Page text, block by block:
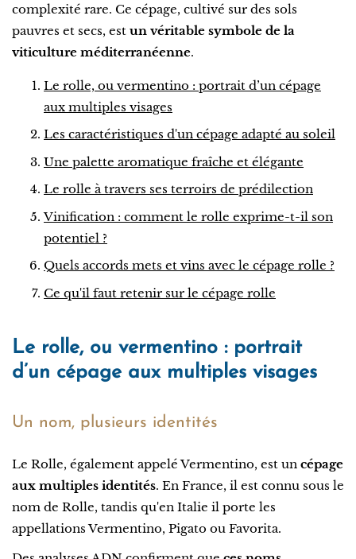
complexité rare. Ce cépage, cultivé sur des sols
pauvres et secs, est un véritable symbole de la
viticulture méditerranéenne.
Le rolle, ou vermentino : portrait d’un cépage
aux multiples visages
Les caractéristiques d'un cépage adapté au soleil
Une palette aromatique fraîche et élégante
Le rolle à travers ses terroirs de prédilection
Vinification : comment le rolle exprime-t-il son
potentiel ?
Quels accords mets et vins avec le cépage rolle ?
Ce qu'il faut retenir sur le cépage rolle
Le rolle, ou vermentino : portrait
d’un cépage aux multiples visages
Un nom, plusieurs identités
Le Rolle, également appelé Vermentino, est un cépage
aux multiples identités. En France, il est connu sous le
nom de Rolle, tandis qu'en Italie il porte les
appellations Vermentino, Pigato ou Favorita.